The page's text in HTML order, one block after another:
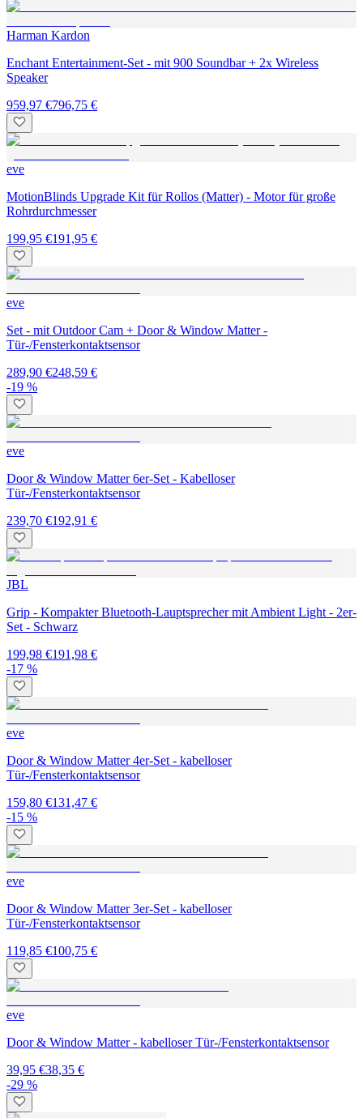
Harman Kardon
Enchant Entertainment-Set - mit 900 Soundbar + 2x Wireless
Speaker
959,97 €796,75 €
eve
MotionBlinds Upgrade Kit für Rollos (Matter) - Motor für große
Rohrdurchmesser
199,95 €191,95 €
eve
Set - mit Outdoor Cam + Door & Window Matter -
Tür-/Fensterkontaktsensor
289,90 €248,59 €
-19 %
eve
Door & Window Matter 6er-Set - Kabelloser
Tür-/Fensterkontaktsensor
239,70 €192,91 €
JBL
Grip - Kompakter Bluetooth-Lauptsprecher mit Ambient Light - 2er-
Set - Schwarz
199,98 €191,98 €
-17 %
eve
Door & Window Matter 4er-Set - kabelloser
Tür-/Fensterkontaktsensor
159,80 €131,47 €
-15 %
eve
Door & Window Matter 3er-Set - kabelloser
Tür-/Fensterkontaktsensor
119,85 €100,75 €
eve
Door & Window Matter - kabelloser Tür-/Fensterkontaktsensor
39,95 €38,35 €
-29 %